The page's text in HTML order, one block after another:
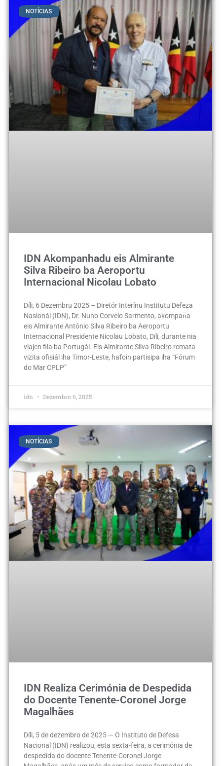
NOTÍCIAS
IDN Akompanhadu eis Almirante
Silva Ribeiro ba Aeroportu
Internacional Nicolau Lobato
Díli, 6 Dezembru 2025 – Diretór Interínu Institutu Defeza
Nasionál (IDN), Dr. Nuno Corvelo Sarmento, akompan̈a
eis Almirante António Silva Ribeiro ba Aeroportu
Internacional Presidente Nicolau Lobato, Díli, durante nia
viajen fila ba Portugál. Eis Almirante Silva Ribeiro remata
vizita ofisiál iha Timor-Leste, hafoin partisipa iha “Fórum
do Mar CPLP”
idn Dezembro 6, 2025
NOTÍCIAS
IDN Realiza Cerimónia de Despedida
do Docente Tenente-Coronel Jorge
Magalhães
Díli, 5 de dezembro de 2025 — O Instituto de Defesa
Nacional (IDN) realizou, esta sexta-feira, a cerimónia de
despedida do docente Tenente-Coronel Jorge